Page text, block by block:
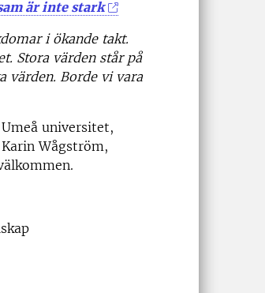
är inte stark
i ökande takt.
Stora värden står på
värden. Borde vi vara
universitet,
Wågström,